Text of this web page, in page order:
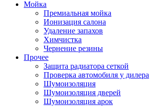
Мойка
Премиальная мойка
Ионизация салона
Удаление запахов
Химчистка
Чернение резины
Прочее
Защита радиатора сеткой
Проверка автомобиля у дилера
Шумоизоляция
Шумоизоляция дверей
Шумоизоляция арок